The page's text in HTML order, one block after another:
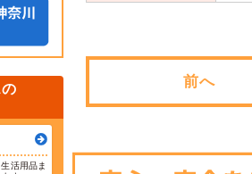
前へ
活用品ま